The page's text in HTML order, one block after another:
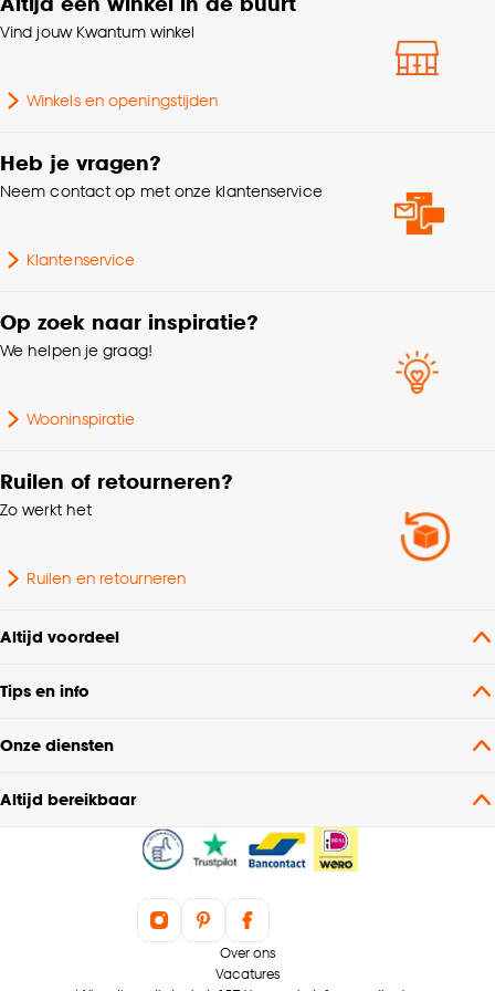
Vind jouw Kwantum winkel
Winkels en openingstijden
Heb je vragen?
Neem contact op met onze klantenservice
Klantenservice
Op zoek naar inspiratie?
We helpen je graag!
Wooninspiratie
Ruilen of retourneren?
Zo werkt het
Ruilen en retourneren
Altijd voordeel
Tips en info
Onze diensten
Altijd bereikbaar
Over ons
Vacatures